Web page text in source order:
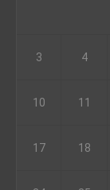
3 4
10 11
17 18